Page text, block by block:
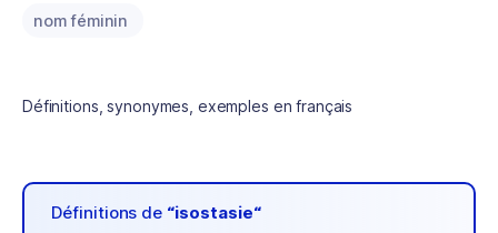
nom féminin
Définitions, synonymes, exemples en français
Définitions de “isostasie“